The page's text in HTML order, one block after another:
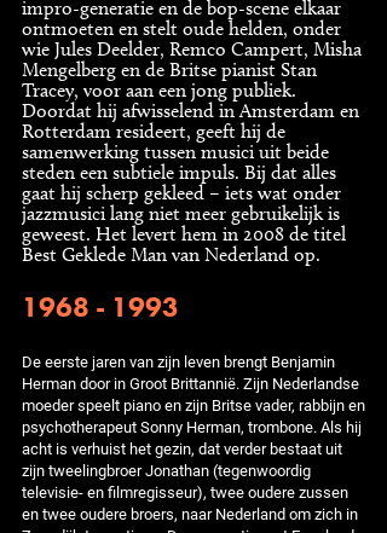
impro-generatie en de bop-scene elkaar
ontmoeten en stelt oude helden, onder
wie Jules Deelder, Remco Campert, Misha
Mengelberg en de Britse pianist Stan
Tracey, voor aan een jong publiek.
Doordat hij afwisselend in Amsterdam en
Rotterdam resideert, geeft hij de
samenwerking tussen musici uit beide
steden een subtiele impuls. Bij dat alles
gaat hij scherp gekleed – iets wat onder
jazzmusici lang niet meer gebruikelijk is
geweest. Het levert hem in 2008 de titel
Best Geklede Man van Nederland op.
1968 - 1993
De eerste jaren van zijn leven brengt Benjamin
Herman door in Groot Brittannië. Zijn Nederlandse
moeder speelt piano en zijn Britse vader, rabbijn en
psychotherapeut Sonny Herman, trombone. Als hij
acht is verhuist het gezin, dat verder bestaat uit
zijn tweelingbroer Jonathan (tegenwoordig
televisie- en filmregisseur), twee oudere zussen
en twee oudere broers, naar Nederland om zich in